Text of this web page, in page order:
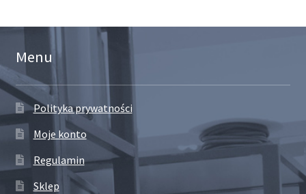
Menu
Polityka prywatności
Moje konto
Regulamin
Sklep